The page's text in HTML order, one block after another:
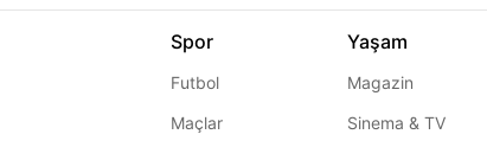
Spor
Futbol
Maçlar
Yaşam
Magazin
Sinema & TV